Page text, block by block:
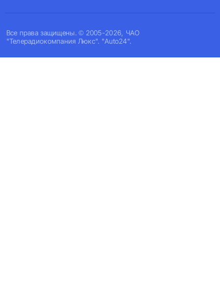
Все права защищены. © 2005-2026, ЧАО
"Телерадиокомпания Люкс". "Auto24".